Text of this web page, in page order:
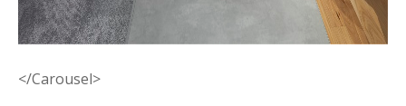
</Carousel>